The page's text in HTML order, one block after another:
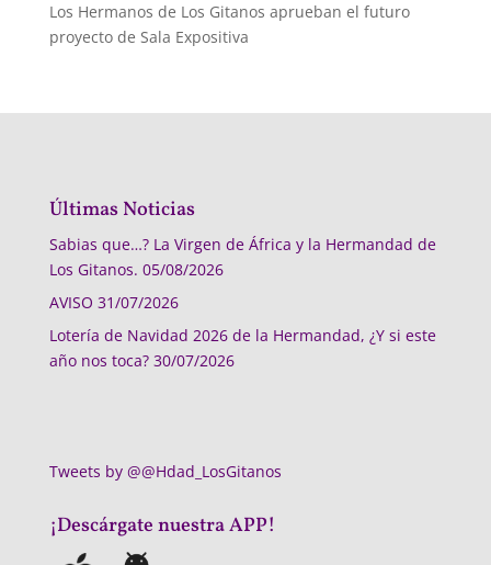
Los Hermanos de Los Gitanos aprueban el futuro
proyecto de Sala Expositiva
Últimas Noticias
Sabias que…? La Virgen de África y la Hermandad de
Los Gitanos. 05/08/2026
AVISO 31/07/2026
Lotería de Navidad 2026 de la Hermandad, ¿Y si este
año nos toca? 30/07/2026
Tweets by @@Hdad_LosGitanos
¡Descárgate nuestra APP!